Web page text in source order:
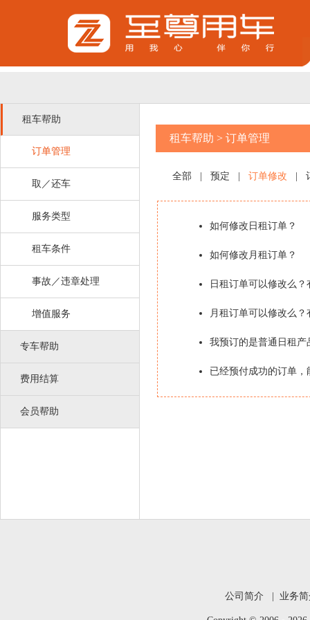
租车帮助
订单管理
取／还车
服务类型
租车条件
事故／违章处理
增值服务
专车帮助
费用结算
会员帮助
租车帮助 > 订单管理
全部 预定 订单修改
如何修改日租订单？
如何修改月租订单？
日租订单可以修改么
月租订单可以修改么？
我预订的是普通日租
已经预付成功的订单，
公司简介 业务